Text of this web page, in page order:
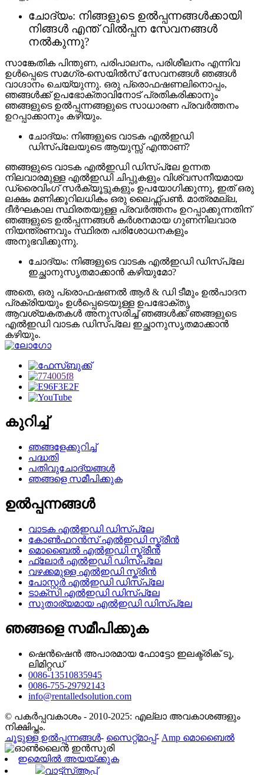
ചോദ്യം: നിങ്ങളുടെ ഉൽപ്പന്നങ്ങൾക്കായി
നിങ്ങൾ എന്ത് വിൽപ്പന സേവനങ്ങൾ
നൽകുന്നു?
സാങ്കേതിക പിന്തുണ, പരിപാലനം, പരിശീലനം എന്നിവ
ഉൾപ്പെടെ സമഗ്ര-സെയിൽസ് സേവനങ്ങൾ ഞങ്ങൾ
വാഗ്ദാനം ചെയ്യുന്നു. ഒരു പ്രൊഫഷണലിനൊപ്പം,
ഞങ്ങൾക്ക് ഉപഭോക്താവിനോട് പ്രതികരിക്കാനും
ഞങ്ങളുടെ ഉൽപ്പന്നങ്ങളുടെ സാധാരണ പ്രവർത്തനം
ഉറപ്പാക്കാനും കഴിയും.
ചോദ്യം: നിങ്ങളുടെ വാടക എൽഇഡി
ഡിസ്പ്ലേയുടെ ആയുസ്സ് എന്താണ്?
ഞങ്ങളുടെ വാടക എൽഇഡി ഡിസ്പ്ലേ ഉന്നത
നിലവാരമുള്ള എൽഇഡി ചിപ്പുകളും വിശ്വസനീയമായ
ഡ്രൈവിംഗ് സർക്യൂട്ടുകളും ഉപയോഗിക്കുന്നു, ഇത് ഒരു
ലക്ഷം മണിക്കൂറിലധികം ഒരു ലൈഫ്സ്പൺ. മാത്രമല്ല,
ദീർഘകാല സ്ഥിരതയുള്ള പ്രവർത്തനം ഉറപ്പാക്കുന്നതിന്
ഞങ്ങളുടെ ഉൽപ്പന്നങ്ങൾ കർശനമായ ഗുണനിലവാര
നിയന്ത്രണവും സ്ഥിരത പരിശോധനകളും
അനുഭവിക്കുന്നു.
ചോദ്യം: നിങ്ങളുടെ വാടക എൽഇഡി ഡിസ്പ്ലേ
ഇച്ഛാനുസൃതമാക്കാൻ കഴിയുമോ?
അതെ, ഒരു പ്രൊഫഷണൽ ആർ & ഡി ടീമും ഉൽപാദന
പ്രക്രിയയും ഉൾപ്പെടെയുള്ള ഉപഭോക്തൃ
ആവശ്യകതകൾ അനുസരിച്ച് ഞങ്ങൾക്ക് ഞങ്ങളുടെ
എൽഇഡി വാടക ഡിസ്പ്ലേ ഇച്ഛാനുസൃതമാക്കാൻ
കഴിയും.
കുറിച്ച്
ഞങ്ങളേക്കുറിച്ച്
പദ്ധതി
പതിവുചോദ്യങ്ങൾ
ഞങ്ങളെ സമീപിക്കുക
ഉൽപ്പന്നങ്ങൾ
വാടക എൽഇഡി ഡിസ്പ്ലേ
കോൺഫറൻസ് എൽഇഡി സ്ക്രീൻ
മൊബൈൽ എൽഇഡി സ്ക്രീൻ
ഫ്ലോർ എൽഇഡി ഡിസ്പ്ലേ
വഴക്കമുള്ള എൽഇഡി സ്ക്രീൻ
പോസ്റ്റർ എൽഇഡി ഡിസ്പ്ലേ
ടാക്സി എൽഇഡി ഡിസ്പ്ലേ
സുതാര്യമായ എൽഇഡി ഡിസ്പ്ലേ
ഞങ്ങളെ സമീപിക്കുക
ഷെൻഷെൻ അപാരമായ ഫോട്ടോ ഇലക്ട്രിക് ടൂ,
ലിമിറ്റഡ്
0086-13510835945
0086-755-29792143
info@rentalledsolution.com
© പകർപ്പവകാശം - 2010-2025: എല്ലാ അവകാശങ്ങളും
നിക്ഷിപ്തം.
ചൂടുള്ള ഉൽപ്പന്നങ്ങൾ- സൈറ്റ്മാപ്പ്- Amp മൊബൈൽ
ഇമെയിൽ അയയ്ക്കുക
വാട്ട്സ്ആപ്പ്